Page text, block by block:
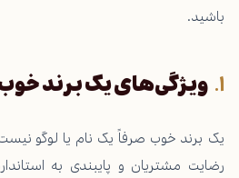
باشید.
ویژگی‌های یک برند
یک برند خوب صرفاً یک نام یا لوگو
رضایت مشتریان و پایبندی به